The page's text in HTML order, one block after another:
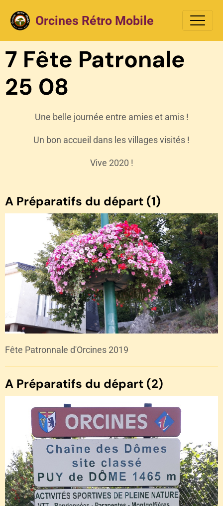
Orcines Rétro Mobile
7 Fête Patronale
25 08
Une belle journée entre amies et amis !
Un bon accueil dans les villages visités !
Vive 2020 !
A Préparatifs du départ (1)
Fête Patronnale d'Orcines 2019
A Préparatifs du départ (2)